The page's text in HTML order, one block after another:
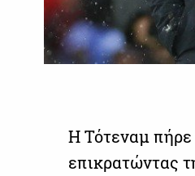
Η Τότεναμ πήρε
επικρατώντας